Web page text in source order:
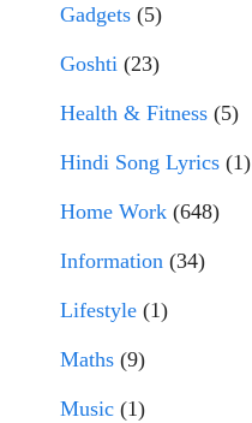
Gadgets (5)
Goshti (23)
Health & Fitness (5)
Hindi Song Lyrics (1)
Home Work (648)
Information (34)
Lifestyle (1)
Maths (9)
Music (1)